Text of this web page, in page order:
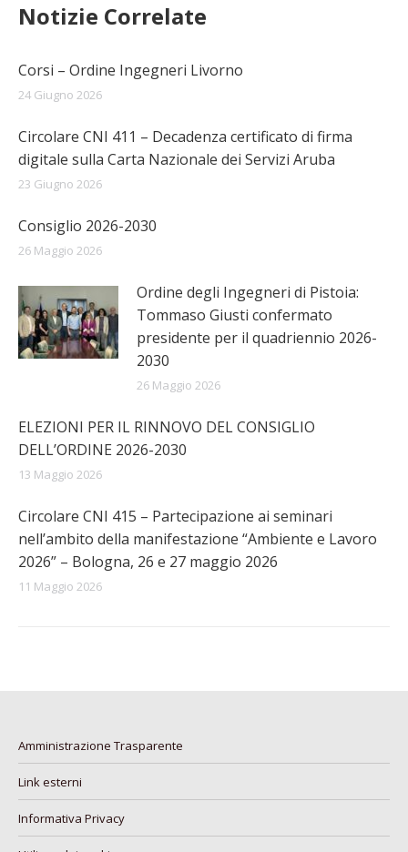
Notizie Correlate
Corsi – Ordine Ingegneri Livorno
24 Giugno 2026
Circolare CNI 411 – Decadenza certificato di firma
digitale sulla Carta Nazionale dei Servizi Aruba
23 Giugno 2026
Consiglio 2026-2030
26 Maggio 2026
Ordine degli Ingegneri di Pistoia:
Tommaso Giusti confermato
presidente per il quadriennio 2026-
2030
26 Maggio 2026
ELEZIONI PER IL RINNOVO DEL CONSIGLIO
DELL’ORDINE 2026-2030
13 Maggio 2026
Circolare CNI 415 – Partecipazione ai seminari
nell’ambito della manifestazione “Ambiente e Lavoro
2026” – Bologna, 26 e 27 maggio 2026
11 Maggio 2026
Amministrazione Trasparente
Link esterni
Informativa Privacy